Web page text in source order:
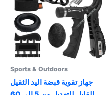
may
be
chosen
on
the
page
Sports & Outdoors
جهاز تقوية قبضة اليد الثقيل